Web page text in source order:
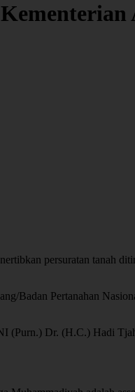
persuratan tanah
Badan Pertanahan
(Purn.) Dr. (H.C.) Hadi